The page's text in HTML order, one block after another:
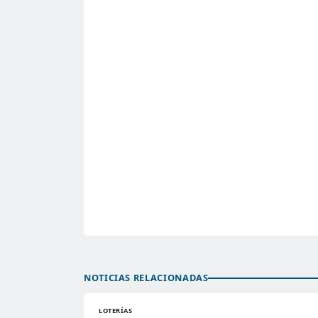
NOTICIAS RELACIONADAS
LOTERÍAS